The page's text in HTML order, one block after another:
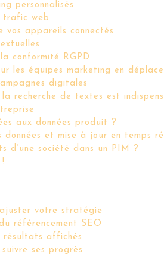
personnalisés
trafic web
vos appareils connectés
conformité RGPD
les équipes marketing en
digitales
recherche de textes est
aux données produit ?
et mise à jour en temps
d’une société dans un PIM ?
votre stratégie
référencement SEO
résultats affichés
ses progrès